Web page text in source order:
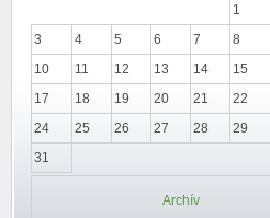
1
3
4 5 6 7 8
10
11 12 13 14 15
17
18 19 20 21 22
24
25 26 27 28 29
31
Archív